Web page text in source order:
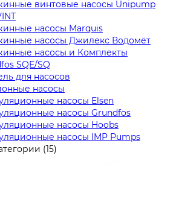
винтовые насосы Unipump
насосы Marquis
насосы Джилекс Водомёт
насосы и Комплекты
SQE/SQ
для насосов
насосы
насосы Elsen
насосы Grundfos
насосы Hoobs
насосы IMP Pumps
(15)